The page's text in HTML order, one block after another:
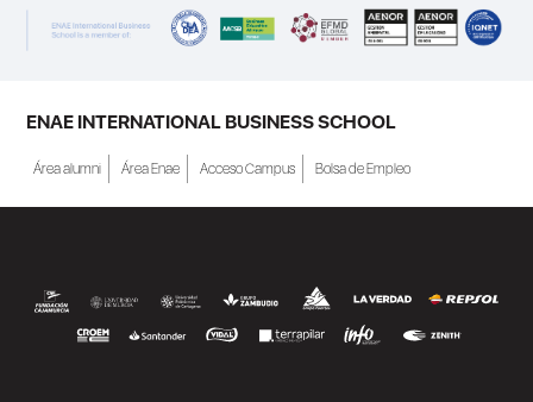
ENAE INTERNATIONAL BUSINESS SCHOOL
Área alumni Área Enae Acceso Campus Bolsa de Empleo